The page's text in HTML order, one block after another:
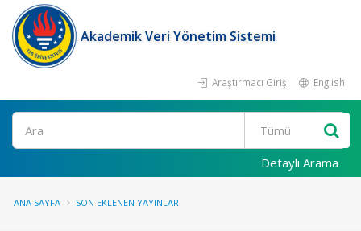
Akademik Veri Yönetim Sistemi
Araştırmacı Girişi English
Ara
Detaylı Arama
ANA SAYFA SON EKLENEN YAYINLAR